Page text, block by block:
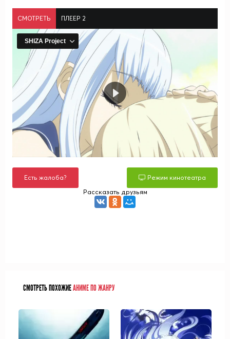
СМОТРЕТЬ ПЛЕЕР 2
Есть жалоба?
Режим кинотеатра
Рассказать друзьям
СМОТРЕТЬ ПОХОЖИЕАНИМЕ ПО ЖАНРУ